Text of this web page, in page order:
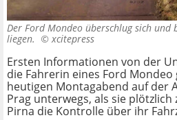
Der Ford Mondeo überschlug sich und
liegen. © xcitepress
Ersten Informationen von der
die Fahrerin eines Ford Mondeo
heutigen Montagabend auf der
Prag unterwegs, als sie
Pirna die Kontrolle über ihr